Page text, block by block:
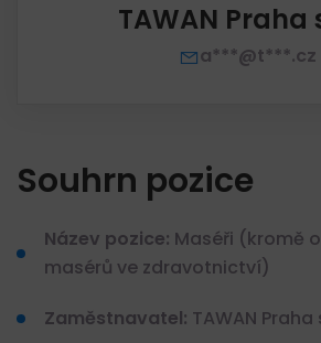
TAWAN Praha
a***@t***.cz
Souhrn pozice
Název pozice: Maséři (kromě
masérů ve zdravotnictví)
Zaměstnavatel: TAWAN Praha